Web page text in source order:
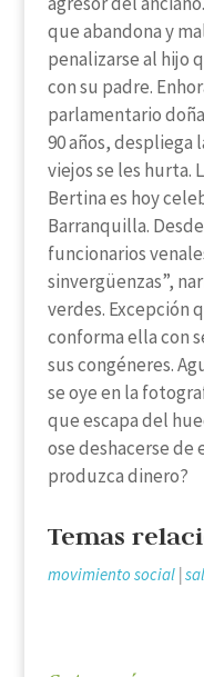
que abandona y
penalizarse al hijo
con su padre.
parlamentario
90 años, despliega
viejos se les hurta.
Bertina es hoy
Barranquilla.
funcionarios
sinvergüenzas”,
verdes. Excepción
conforma ella con
sus congéneres.
se oye en la
que escapa del
ose deshacerse de
produzca dinero?
Temas
movimiento social|